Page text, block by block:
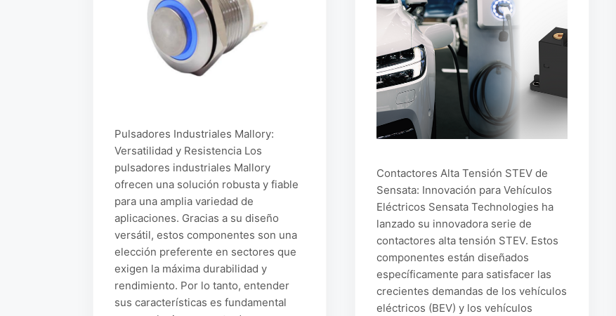
Pulsadores Industriales Mallory:
Versatilidad y Resistencia Los
pulsadores industriales Mallory
ofrecen una solución robusta y fiable
para una amplia variedad de
aplicaciones. Gracias a su diseño
versátil, estos componentes son una
elección preferente en sectores que
exigen la máxima durabilidad y
rendimiento. Por lo tanto, entender
sus características es fundamental
Contactores Alta Tensión STEV de
Sensata: Innovación para Vehículos
Eléctricos Sensata Technologies ha
lanzado su innovadora serie de
contactores alta tensión STEV. Estos
componentes están diseñados
específicamente para satisfacer las
crecientes demandas de los vehículos
eléctricos (BEV) y los vehículos